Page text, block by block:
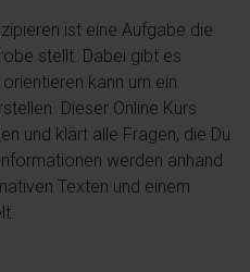
ist eine Aufgabe die
stellt. Dabei gibt es
kann um ein
Dieser Online Kurs
und klärt alle Fragen, die Du
werden anhand
Texten und einem